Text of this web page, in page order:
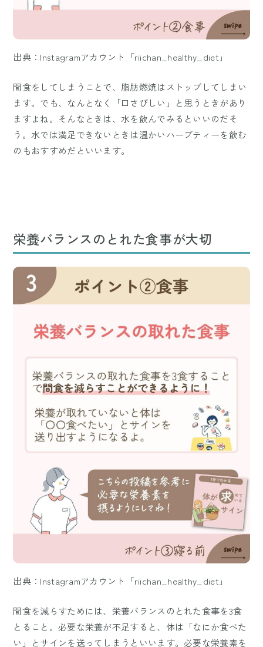
出典：Instagramアカウント「riichan_healthy_diet」
間食をしてしまうことで、脂肪燃焼はストップしてしまい
ます。でも、なんとなく「口さびしい」と思うときがあり
ますよね。そんなときは、水を飲んでみるといいのだそ
う。水では満足できないときは温かいハーブティーを飲む
のもおすすめだといいます。
栄養バランスのとれた食事が大切
出典：Instagramアカウント「riichan_healthy_diet」
間食を減らすためには、栄養バランスのとれた食事を3食
とること。必要な栄養が不足すると、体は「なにか食べた
い」とサインを送ってしまうといいます。必要な栄養素を